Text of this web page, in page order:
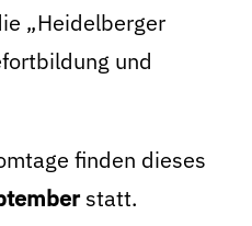
„Heidelberger
und
finden dieses
statt.